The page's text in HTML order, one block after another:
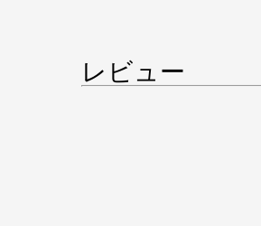
レビュー